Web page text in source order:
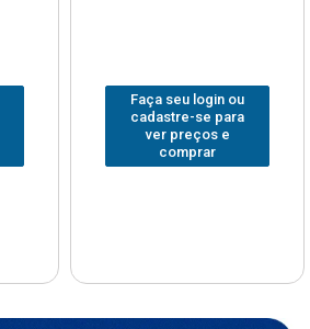
Faça seu login ou
cadastre-se para
ver preços e
comprar